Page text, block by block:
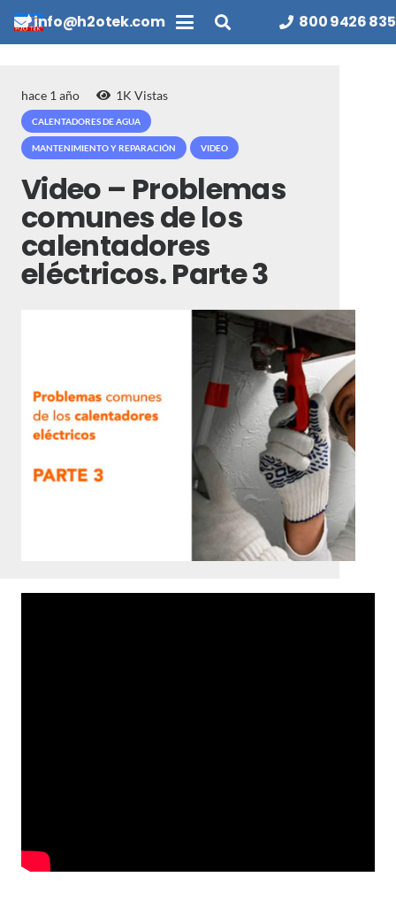
info@h2otek.com 800 9426 835
hace 1 año 1K Vistas
CALENTADORES DE AGUA
MANTENIMIENTO Y REPARACIÓN VIDEO
Video – Problemas
comunes de los
calentadores
eléctricos. Parte 3